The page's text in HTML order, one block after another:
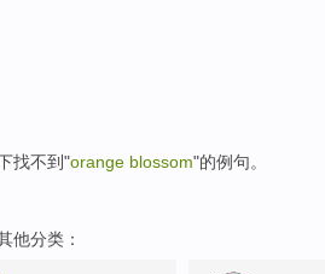
找不到"orange blossom"的例句。
他分类：